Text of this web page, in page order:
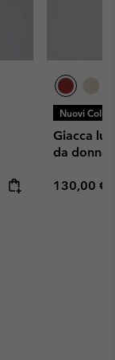
Nuovi Colori
Giacca
da donna
Regular
130,00 €